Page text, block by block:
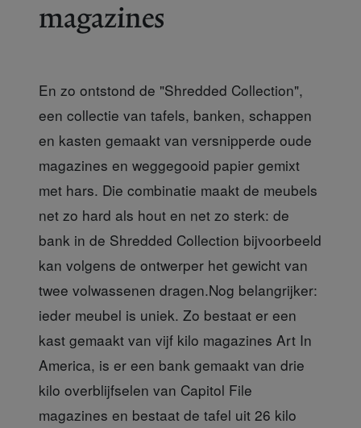
magazines
En zo ontstond de "Shredded Collection",
een collectie van tafels, banken, schappen
en kasten gemaakt van versnipperde oude
magazines en weggegooid papier gemixt
met hars. Die combinatie maakt de meubels
net zo hard als hout en net zo sterk: de
bank in de Shredded Collection bijvoorbeeld
kan volgens de ontwerper het gewicht van
twee volwassenen dragen.Nog belangrijker:
ieder meubel is uniek. Zo bestaat er een
kast gemaakt van vijf kilo magazines Art In
America, is er een bank gemaakt van drie
kilo overblijfselen van Capitol File
magazines en bestaat de tafel uit 26 kilo